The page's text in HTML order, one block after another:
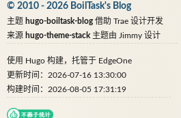
© 2010 - 2026 BoilTask's Blog
主题 hugo-boiltask-blog借助 Trae 设计开发
来源 hugo-theme-stack 主题由 Jimmy 设计
使用 Hugo 构建，托管于 EdgeOne
更新时间：2026-07-16 13:30:00
构建时间：2026-08-05 17:31:19